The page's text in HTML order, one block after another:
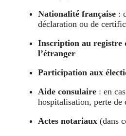
Nationalité française :
déclaration ou de
Inscription au registre
l’étranger
Participation aux
Aide consulaire : en
hospitalisation, perte de
Actes notariaux (dans